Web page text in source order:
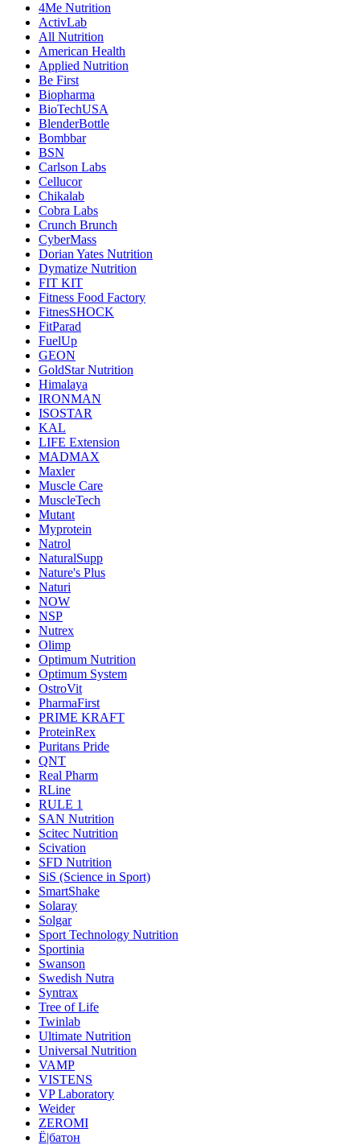
4Me Nutrition
ActivLab
All Nutrition
American Health
Applied Nutrition
Be First
Biopharma
BioTechUSA
BlenderBottle
Bombbar
BSN
Carlson Labs
Cellucor
Chikalab
Cobra Labs
Crunch Brunch
CyberMass
Dorian Yates Nutrition
Dymatize Nutrition
FIT KIT
Fitness Food Factory
FitnesSHOCK
FitParad
FuelUp
GEON
GoldStar Nutrition
Himalaya
IRONMAN
ISOSTAR
KAL
LIFE Extension
MADMAX
Maxler
Muscle Care
MuscleTech
Mutant
Myprotein
Natrol
NaturalSupp
Nature's Plus
Naturi
NOW
NSP
Nutrex
Olimp
Optimum Nutrition
Optimum System
OstroVit
PharmaFirst
PRIME KRAFT
ProteinRex
Puritans Pride
QNT
Real Pharm
RLine
RULE 1
SAN Nutrition
Scitec Nutrition
Scivation
SFD Nutrition
SiS (Science in Sport)
SmartShake
Solaray
Solgar
Sport Technology Nutrition
Sportinia
Swanson
Swedish Nutra
Syntrax
Tree of Life
Twinlab
Ultimate Nutrition
Universal Nutrition
VAMP
VISTENS
VP Laboratory
Weider
ZEROMI
Ё|батон